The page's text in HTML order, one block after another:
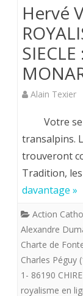
Hervé
Alain Texier
Votre
transalpins.
trouveront
Tradition,
davantage »
Action
Alexandre
Charte de
Charles Péguy
1- 86190
royalisme en